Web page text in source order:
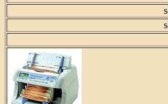
service LD-
service